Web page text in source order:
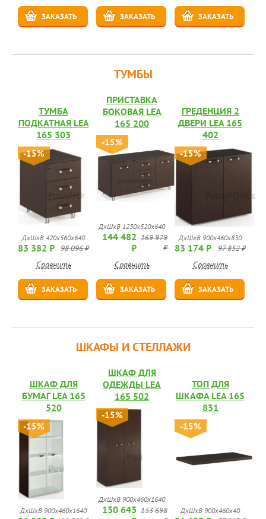
ЗАКАЗАТЬ ЗАКАЗАТЬ ЗАКАЗАТЬ
ТУМБЫ
ТУМБА
ПОДКАТНАЯ LEA
165 303
-15%
ДхШхВ 420х560х640
83 382 ₽ 98 096 ₽
Сравнить
ЗАКАЗАТЬ
ПРИСТАВКА
БОКОВАЯ LEA
165 200
-15%
ДхШхВ 1230х520х640
144 482
₽
169 979
₽
Сравнить
ЗАКАЗАТЬ
ГРЕДЕНЦИЯ 2
ДВЕРИ LEA 165
402
-15%
ДхШхВ 900х460х830
83 174 ₽ 97 852 ₽
Сравнить
ЗАКАЗАТЬ
ШКАФЫ И СТЕЛЛАЖИ
ШКАФ ДЛЯ
БУМАГ LEA 165
520
-15%
ДхШхВ 900х460х1640
ШКАФ ДЛЯ
ОДЕЖДЫ LEA
165 502
-15%
ДхШхВ 900х460х1640
130 643 153 698
ТОП ДЛЯ
ШКАФА LEA 165
831
-15%
ДхШхВ 900х460х40